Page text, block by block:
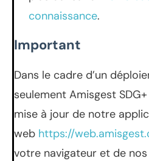
connaissance.
Important
Dans le cadre d’un
seulement Amisgest
mise à jour de notre
web https://
votre navigateur et de